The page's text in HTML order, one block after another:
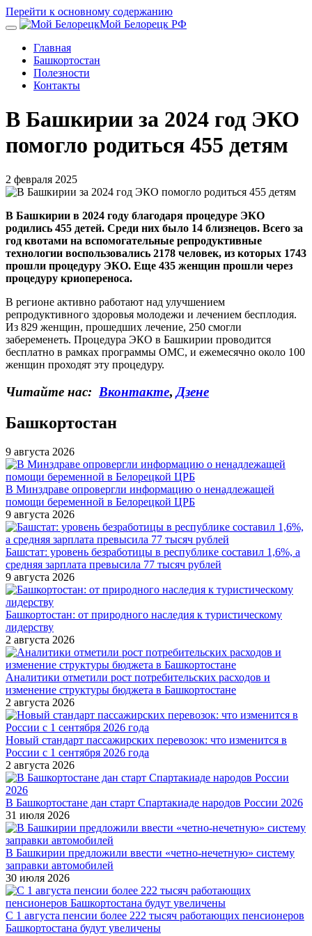
Перейти к основному содержанию
Мой Белорецк РФ
Главная
Башкортостан
Полезности
Контакты
В Башкирии за 2024 год ЭКО
помогло родиться 455 детям
2 февраля 2025
В Башкирии в 2024 году благодаря процедуре ЭКО
родились 455 детей. Среди них было 14 близнецов. Всего за
год квотами на вспомогательные репродуктивные
технологии воспользовались 2178 человек, из которых 1743
прошли процедуру ЭКО. Еще 435 женщин прошли через
процедуру криопереноса.
В регионе активно работают над улучшением
репродуктивного здоровья молодежи и лечением бесплодия.
Из 829 женщин, прошедших лечение, 250 смогли
забеременеть. Процедура ЭКО в Башкирии проводится
бесплатно в рамках программы ОМС, и ежемесячно около 100
женщин проходят эту процедуру.
Читайте нас: Вконтакте, Дзене
Башкортостан
9 августа 2026
В Минздраве опровергли информацию о ненадлежащей
помощи беременной в Белорецкой ЦРБ
9 августа 2026
Башстат: уровень безработицы в республике составил 1,6%, а
средняя зарплата превысила 77 тысяч рублей
9 августа 2026
Башкортостан: от природного наследия к туристическому
лидерству
2 августа 2026
Аналитики отметили рост потребительских расходов и
изменение структуры бюджета в Башкортостане
2 августа 2026
Новый стандарт пассажирских перевозок: что изменится в
России с 1 сентября 2026 года
2 августа 2026
В Башкортостане дан старт Спартакиаде народов России 2026
31 июля 2026
В Башкирии предложили ввести «четно-нечетную» систему
заправки автомобилей
30 июля 2026
С 1 августа пенсии более 222 тысяч работающих пенсионеров
Башкортостана будут увеличены